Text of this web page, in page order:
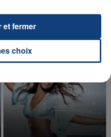
et présenté ses
choix
et fermer